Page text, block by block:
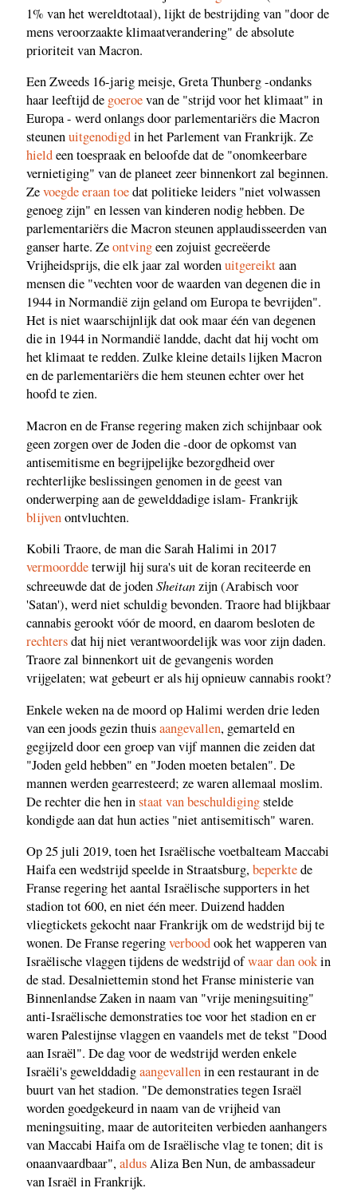
1% van het wereldtotaal), lijkt de bestrijding van "door de
mens veroorzaakte klimaatverandering" de absolute
prioriteit van Macron.
Een Zweeds 16-jarig meisje, Greta Thunberg -ondanks
haar leeftijd de goeroevan de "strijd voor het klimaat" in
Europa - werd onlangs door parlementariërs die Macron
steunenuitgenodigdin het Parlement van Frankrijk. Ze
hieldeen toespraak en beloofde dat de "onomkeerbare
vernietiging" van de planeet zeer binnenkort zal beginnen.
Zevoegde eraan toedat politieke leiders "niet volwassen
genoeg zijn" en lessen van kinderen nodig hebben. De
parlementariërs die Macron steunen applaudisseerden van
ganser harte. Zeontvingeen zojuist gecreëerde
Vrijheidsprijs, die elk jaar zal wordenuitgereiktaan
mensen die "vechten voor de waarden van degenen die in
1944 in Normandië zijn geland om Europa te bevrijden".
Het is niet waarschijnlijk dat ook maar één van degenen
die in 1944 in Normandië landde, dacht dat hij vocht om
het klimaat te redden. Zulke kleine details lijken Macron
en de parlementariërs die hem steunen echter over het
hoofd te zien.
Macron en de Franse regering maken zich schijnbaar ook
geen zorgen over de Joden die -door de opkomst van
antisemitisme en begrijpelijke bezorgdheid over
rechterlijke beslissingen genomen in de geest van
onderwerping aan de gewelddadige islam- Frankrijk
blijvenontvluchten.
Kobili Traore, de man die Sarah Halimi in 2017
vermoorddeterwijl hij sura's uit de koran reciteerde en
schreeuwde dat de jodenSheitanzijn (Arabisch voor
'Satan'), werd niet schuldig bevonden. Traore had blijkbaar
cannabis gerookt vóór de moord, en daarom besloten de
rechtersdat hij niet verantwoordelijk was voor zijn daden.
Traore zal binnenkort uit de gevangenis worden
vrijgelaten; wat gebeurt er als hij opnieuw cannabis rookt?
Enkele weken na de moord op Halimi werden drie leden
van een joods gezin thuisaangevallen, gemarteld en
gegijzeld door een groep van vijf mannen die zeiden dat
"Joden geld hebben" en "Joden moeten betalen". De
mannen werden gearresteerd; ze waren allemaal moslim.
De rechter die hen instaat van beschuldigingstelde
kondigde aan dat hun acties "niet antisemitisch" waren.
Op 25 juli 2019, toen het Israëlische voetbalteam Maccabi
Haifa een wedstrijd speelde in Straatsburg,beperktede
Franse regering het aantal Israëlische supporters in het
stadion tot 600, en niet één meer. Duizend hadden
vliegtickets gekocht naar Frankrijk om de wedstrijd bij te
wonen. De Franse regeringverboodook het wapperen van
Israëlische vlaggen tijdens de wedstrijd ofwaar dan ookin
de stad. Desalniettemin stond het Franse ministerie van
Binnenlandse Zaken in naam van "vrije meningsuiting"
anti-Israëlische demonstraties toe voor het stadion en er
waren Palestijnse vlaggen en vaandels met de tekst "Dood
aan Israël". De dag voor de wedstrijd werden enkele
Israëli's gewelddadigaangevallenin een restaurant in de
buurt van het stadion. "De demonstraties tegen Israël
worden goedgekeurd in naam van de vrijheid van
meningsuiting, maar de autoriteiten verbieden aanhangers
van Maccabi Haifa om de Israëlische vlag te tonen; dit is
onaanvaardbaar",aldusAliza Ben Nun, de ambassadeur
van Israël in Frankrijk.